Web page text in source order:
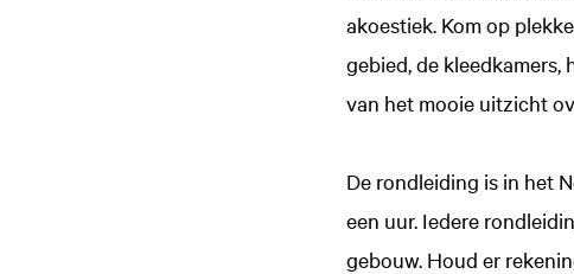
akoestiek. Kom op
gebied, de
van het mooie uitzicht
De rondleiding is in het
een uur. Iedere
gebouw. Houd er